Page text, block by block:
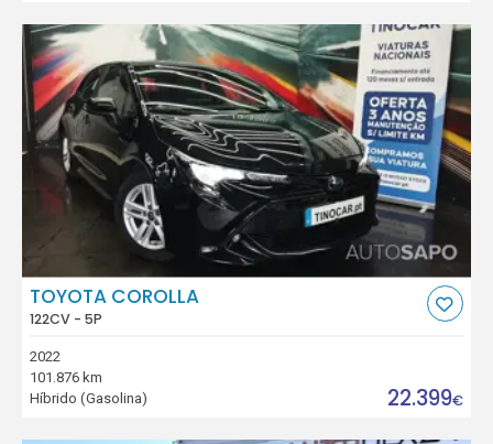
TOYOTA COROLLA
122CV - 5P
2022
101.876 km
Híbrido (Gasolina)
22.399€